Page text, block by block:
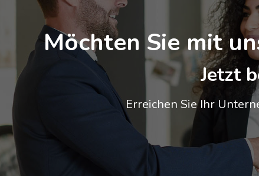
Möchten Sie mit
Jetzt
Erreichen Sie Ihr